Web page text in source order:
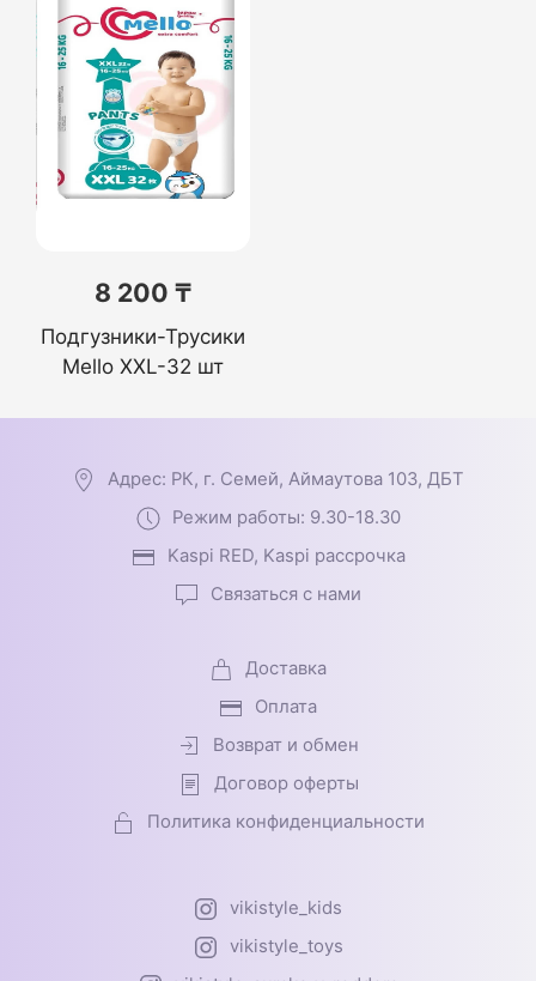
8 200 ₸
Подгузники-Трусики
Mello XXL-32 шт
Адрес: РК, г. Семей, Аймаутова 103, ДБТ
Режим работы: 9.30-18.30
Kaspi RED, Kaspi рассрочка
Связаться с нами
Доставка
Оплата
Возврат и обмен
Договор оферты
Политика конфиденциальности
vikistyle_kids
vikistyle_toys